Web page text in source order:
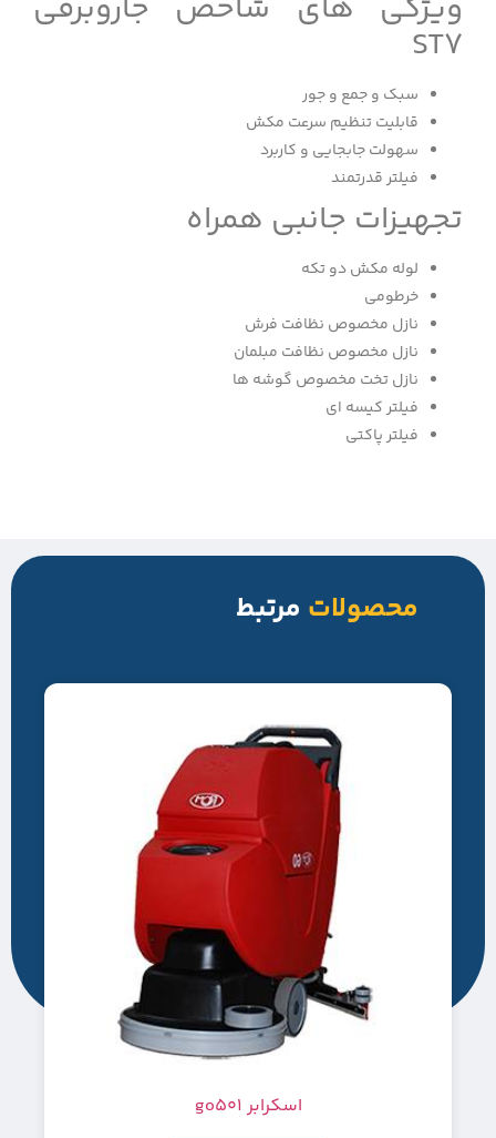
ST7
سبک و جمع و جور
قابلیت تنظیم سرعت مکش
سهولت جابجایی و کاربرد
فیلتر قدرتمند
تجهیزات جانبی همراه
لوله مکش دو تکه
خرطومی
نازل مخصوص نظافت فرش
نازل مخصوص نظافت مبلمان
نازل تخت مخصوص گوشه ها
فیلتر کیسه ای
فیلتر پاکتی
محصولات مرتبط
اسکرابر go501